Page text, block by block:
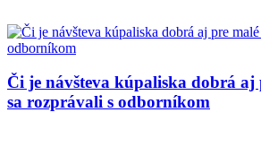
Či je návšteva kúpaliska dobrá aj
sa rozprávali s odborníkom